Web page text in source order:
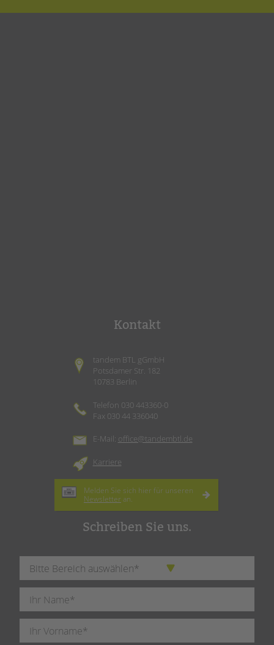
Kontakt
tandem BTL gGmbH
Potsdamer Str. 182
10783 Berlin
Telefon 030 443360-0
Fax 030 44 336040
E-Mail: office@tandembtl.de
Karriere
Melden Sie sich hier für unseren
Newsletter an.
Schreiben Sie uns.